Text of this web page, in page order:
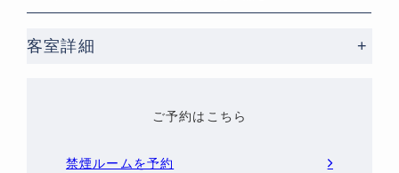
客室詳細 +
ご予約はこちら
禁煙ルームを予約